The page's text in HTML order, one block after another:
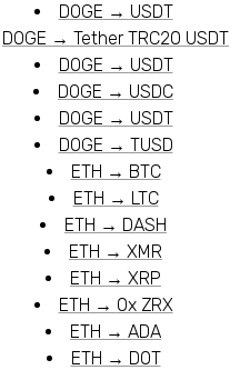
DOGE → USDT
DOGE → Tether TRC20 USDT
DOGE → USDT
DOGE → USDC
DOGE → USDT
DOGE → TUSD
ETH → BTC
ETH → LTC
ETH → DASH
ETH → XMR
ETH → XRP
ETH → 0x ZRX
ETH → ADA
ETH → DOT